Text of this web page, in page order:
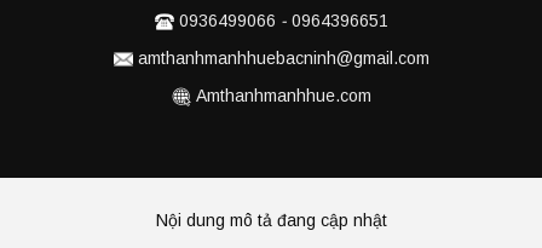
0936499066 - 0964396651
amthanhmanhhuebacninh@gmail.com
Amthanhmanhhue.com
Nội dung mô tả đang cập nhật